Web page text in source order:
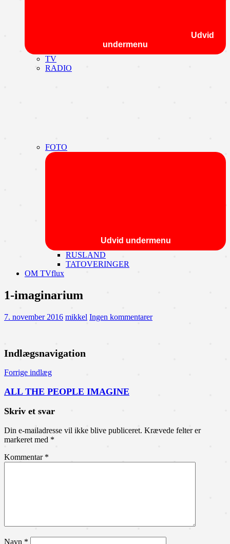
Udvid
undermenu
TV
RADIO
FOTO
Udvid undermenu
RUSLAND
TATOVERINGER
OM TVflux
1-imaginarium
7. november 2016 mikkel Ingen kommentarer
Indlægsnavigation
Forrige indlæg
ALL THE PEOPLE IMAGINE
Skriv et svar
Din e-mailadresse vil ikke blive publiceret. Krævede felter er
markeret med *
Kommentar *
Navn *